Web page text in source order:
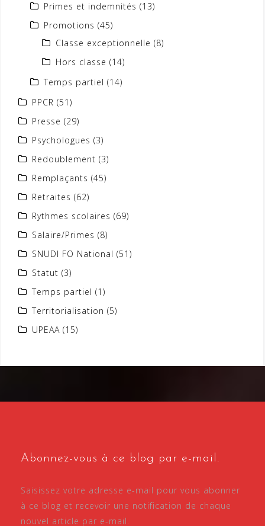
Primes et indemnités (13)
Promotions (45)
Classe exceptionnelle (8)
Hors classe (14)
Temps partiel (14)
PPCR (51)
Presse (29)
Psychologues (3)
Redoublement (3)
Remplaçants (45)
Retraites (62)
Rythmes scolaires (69)
Salaire/Primes (8)
SNUDI FO National (51)
Statut (3)
Temps partiel (1)
Territorialisation (5)
UPEAA (15)
Abonnez-vous à ce blog par e-mail.
Saisissez votre adresse e-mail pour vous abonner
à ce blog et recevoir une notification de chaque
nouvel article par e-mail.